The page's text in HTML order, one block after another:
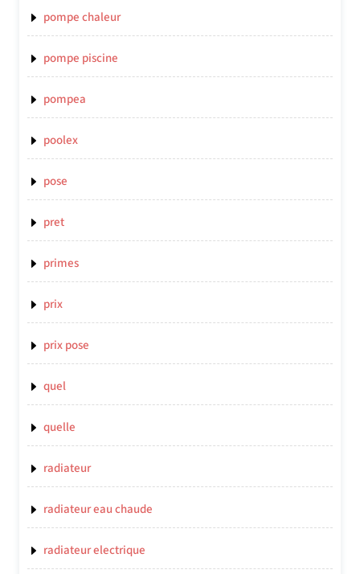
pompe chaleur
pompe piscine
pompea
poolex
pose
pret
primes
prix
prix pose
quel
quelle
radiateur
radiateur eau chaude
radiateur electrique